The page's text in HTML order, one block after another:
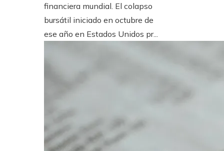
financiera mundial. El colapso
bursátil iniciado en octubre de
ese año en Estados Unidos pr...